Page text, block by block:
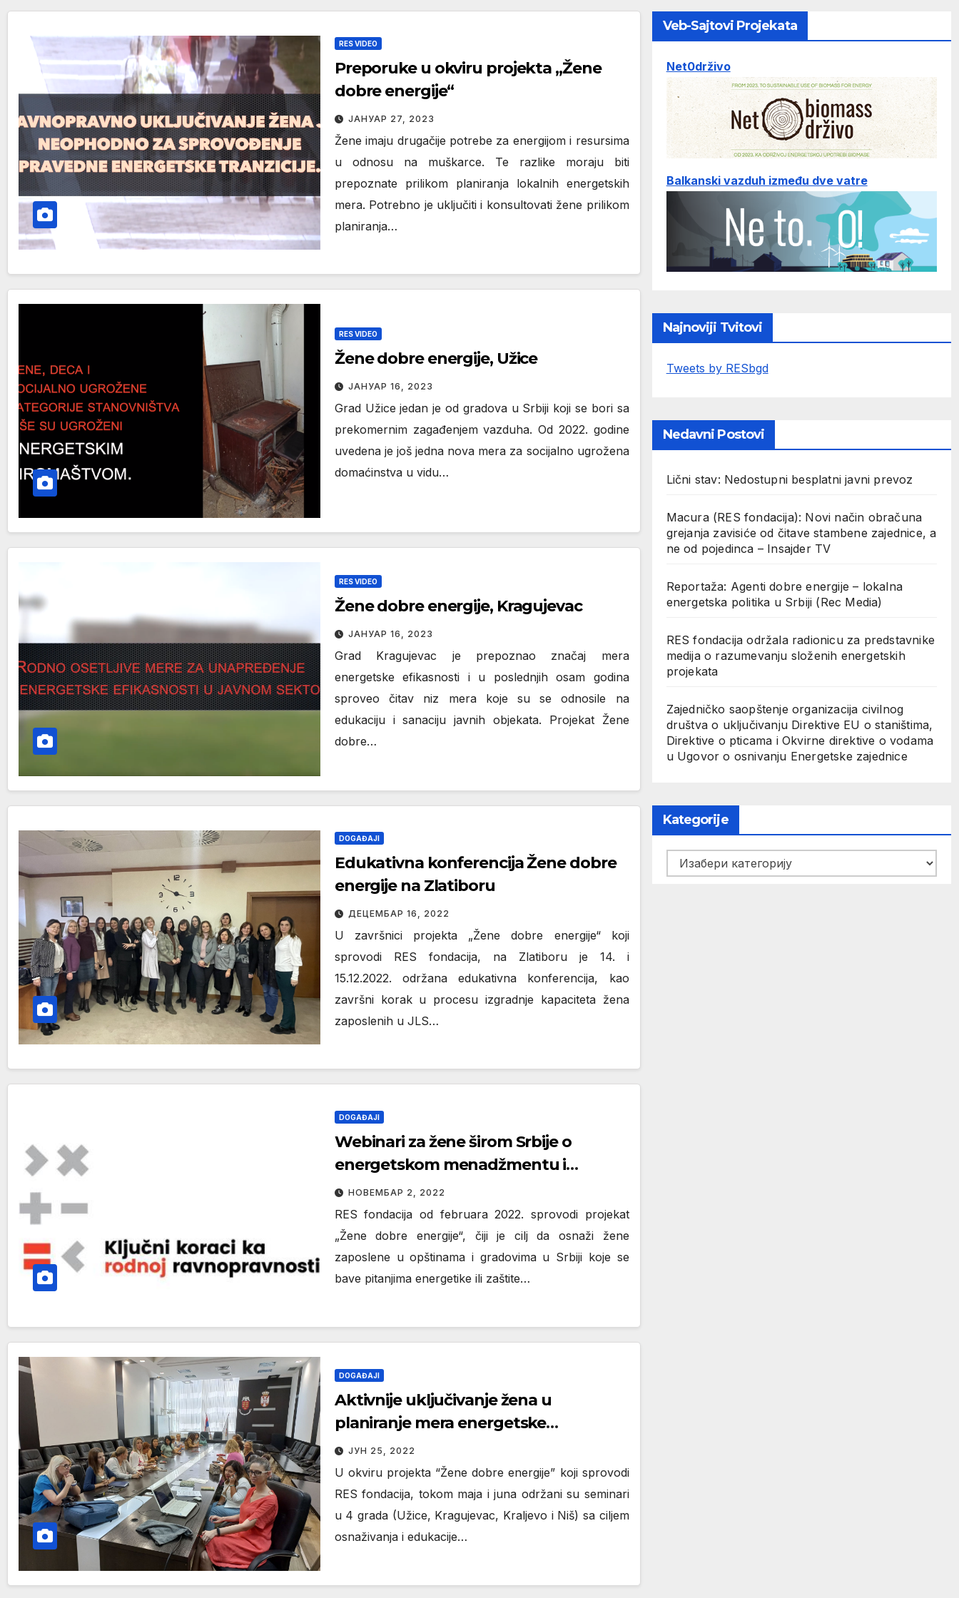
RES VIDEO
Preporuke u okviru projekta „Žene
dobre energije“
ЈАНУАР 27, 2023
Žene imaju drugačije potrebe za energijom i resursima
u odnosu na muškarce. Te razlike moraju biti
prepoznate prilikom planiranja lokalnih energetskih
mera. Potrebno je uključiti i konsultovati žene prilikom
planiranja…
RES VIDEO
Žene dobre energije, Užice
ЈАНУАР 16, 2023
Grad Užice jedan je od gradova u Srbiji koji se bori sa
prekomernim zagađenjem vazduha. Od 2022. godine
uvedena je još jedna nova mera za socijalno ugrožena
domaćinstva u vidu…
RES VIDEO
Žene dobre energije, Kragujevac
ЈАНУАР 16, 2023
Grad Kragujevac je prepoznao značaj mera
energetske efikasnosti i u poslednjih osam godina
sproveo čitav niz mera koje su se odnosile na
edukaciju i sanaciju javnih objekata. Projekat Žene
dobre…
DOGAĐAJI
Edukativna konferencija Žene dobre
energije na Zlatiboru
ДЕЦЕМБАР 16, 2022
U završnici projekta „Žene dobre energije“ koji
sprovodi RES fondacija, na Zlatiboru je 14. i
15.12.2022. održana edukativna konferencija, kao
završni korak u procesu izgradnje kapaciteta žena
zaposlenih u JLS…
DOGAĐAJI
Webinari za žene širom Srbije o
energetskom menadžmentu i
efikasnijem upravljanju resursima
НОВЕМБАР 2, 2022
RES fondacija od februara 2022. sprovodi projekat
„Žene dobre energije“, čiji je cilj da osnaži žene
zaposlene u opštinama i gradovima u Srbiji koje se
bave pitanjima energetike ili zaštite…
DOGAĐAJI
Aktivnije uključivanje žena u
planiranje mera energetske
efikasnosti u Srbiji može da poboljša
korišćenje resursa
ЈУН 25, 2022
U okviru projekta “Žene dobre energije” koji sprovodi
RES fondacija, tokom maja i juna održani su seminari
u 4 grada (Užice, Kragujevac, Kraljevo i Niš) sa ciljem
osnaživanja i edukacije…
Veb-Sajtovi Projekata
Net0drživo
Balkanski vazduh između dve vatre
Najnoviji Tvitovi
Tweets by RESbgd
Nedavni Postovi
Lični stav: Nedostupni besplatni javni prevoz
Macura (RES fondacija): Novi način obračuna
grejanja zavisiće od čitave stambene zajednice, a
ne od pojedinca – Insajder TV
Reportaža: Agenti dobre energije – lokalna
energetska politika u Srbiji (Rec Media)
RES fondacija održala radionicu za predstavnike
medija o razumevanju složenih energetskih
projekata
Zajedničko saopštenje organizacija civilnog
društva o uključivanju Direktive EU o staništima,
Direktive o pticama i Okvirne direktive o vodama
u Ugovor o osnivanju Energetske zajednice
Kategorije
Kategorije